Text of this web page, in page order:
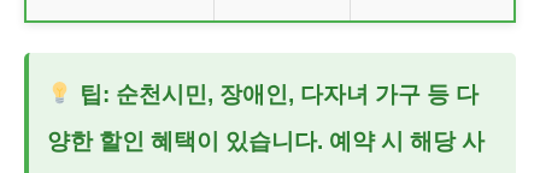
팁: 순천시민, 장애인, 다자녀 가구 등 다
양한 할인 혜택이 있습니다. 예약 시 해당 사